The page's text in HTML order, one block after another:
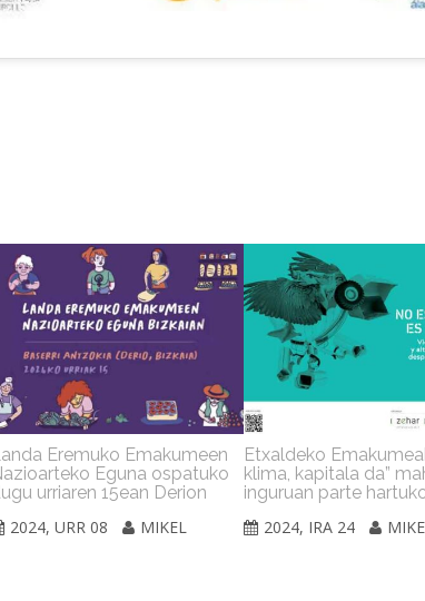
Eremuko Emakumeen
Eguna ospatuko
urriaren 15ean Derion
2024, URR 08
MIKEL
Etxaldeko
klima, kapitala da”
inguruan parte
2024, IRA 24